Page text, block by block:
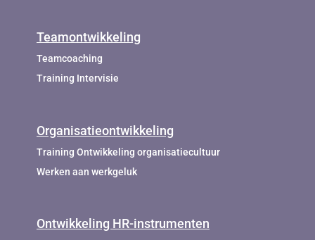
Teamontwikkeling
Teamcoaching
Training Intervisie
Organisatieontwikkeling
Training Ontwikkeling organisatiecultuur
Werken aan werkgeluk
Ontwikkeling HR-instrumenten